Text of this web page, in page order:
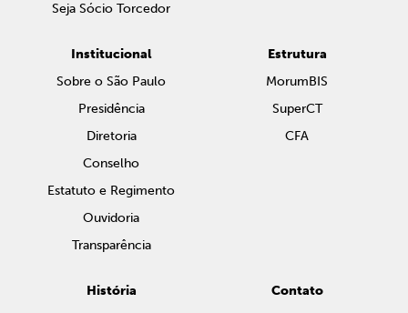
Seja Sócio Torcedor
Institucional
Sobre o São Paulo
Presidência
Diretoria
Conselho
Estatuto e Regimento
Ouvidoria
Transparência
Estrutura
MorumBIS
SuperCT
CFA
História
Contato